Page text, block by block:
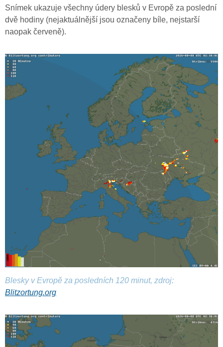
Snímek ukazuje všechny údery blesků v Evropě za poslední
dvě hodiny (nejaktuálnější jsou označeny bíle, nejstarší
naopak červeně).
Blesky v Evropě za posledních 120 minut, zdroj:
Blitzortung.org